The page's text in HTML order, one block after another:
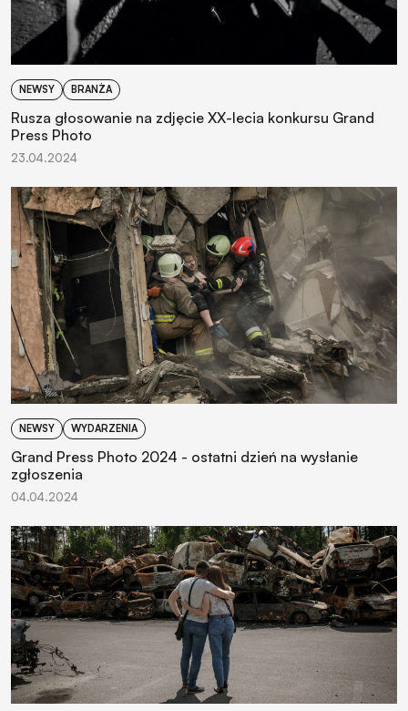
NEWSY BRANŻA
Rusza głosowanie na zdjęcie XX-lecia konkursu Grand
Press Photo
23.04.2024
NEWSY WYDARZENIA
Grand Press Photo 2024 - ostatni dzień na wysłanie
zgłoszenia
04.04.2024